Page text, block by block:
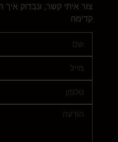
צור איתי קשר, ונבדוק איך
קדימה